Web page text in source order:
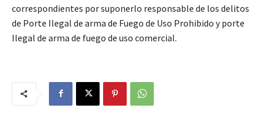
correspondientes por suponerlo responsable de los delitos
de Porte Ilegal de arma de Fuego de Uso Prohibido y porte
Ilegal de arma de fuego de uso comercial.